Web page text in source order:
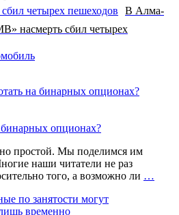
В Алма-
насмерть сбил четырех
бинарных опционах?
простой. Мы поделимся им
наши читатели не раз
того, а возможно ли …